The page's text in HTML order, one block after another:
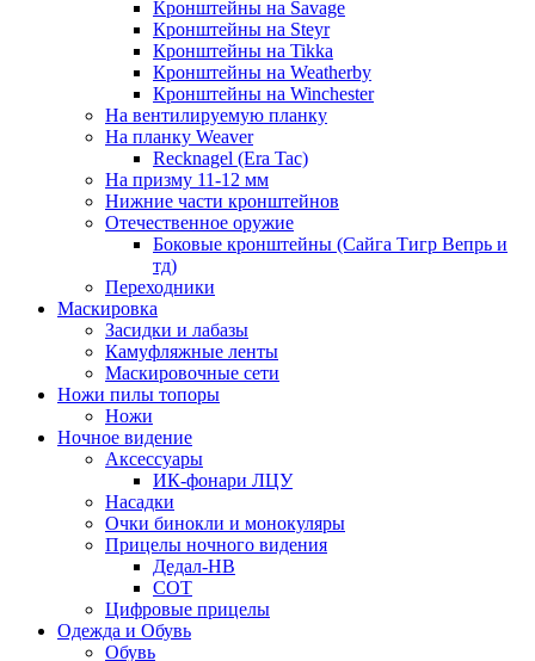
Кронштейны на Savage
Кронштейны на Steyr
Кронштейны на Tikka
Кронштейны на Weatherby
Кронштейны на Winchester
На вентилируемую планку
На планку Weaver
Recknagel (Era Tac)
На призму 11-12 мм
Нижние части кронштейнов
Отечественное оружие
Боковые кронштейны (Сайга Тигр Вепрь и
тд)
Переходники
Маскировка
Засидки и лабазы
Камуфляжные ленты
Маскировочные сети
Ножи пилы топоры
Ножи
Ночное видение
Аксессуары
ИК-фонари ЛЦУ
Насадки
Очки бинокли и монокуляры
Прицелы ночного видения
Дедал-НВ
СОТ
Цифровые прицелы
Одежда и Обувь
Обувь